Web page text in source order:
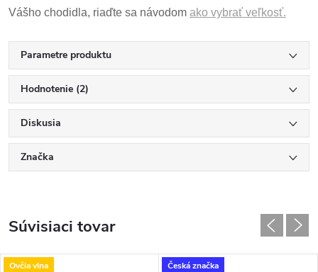
Vášho chodidla, riaďte sa návodom ako vybrať veľkosť.
Parametre produktu
Hodnotenie (2)
Diskusia
Značka
Súvisiaci tovar
Ovčia vlna Česká značka